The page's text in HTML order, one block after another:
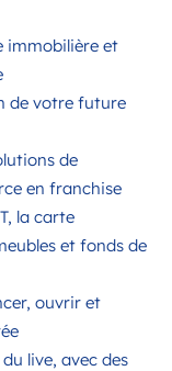
immobilière et
de votre future
de
en franchise
la carte
et fonds de
ouvrir et
live, avec des